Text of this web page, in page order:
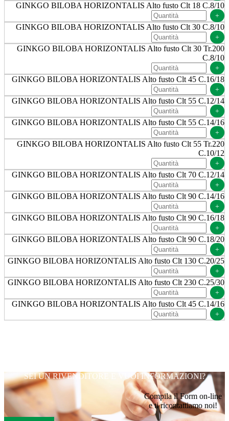
GINKGO BILOBA HORIZONTALIS Alto fusto Clt 18 C.8/10
+
GINKGO BILOBA HORIZONTALIS Alto fusto Clt 30 C.8/10
+
GINKGO BILOBA HORIZONTALIS Alto fusto Clt 30 Tr.200
C.8/10
+
GINKGO BILOBA HORIZONTALIS Alto fusto Clt 45 C.16/18
+
GINKGO BILOBA HORIZONTALIS Alto fusto Clt 55 C.12/14
+
GINKGO BILOBA HORIZONTALIS Alto fusto Clt 55 C.14/16
+
GINKGO BILOBA HORIZONTALIS Alto fusto Clt 55 Tr.220
C.10/12
+
GINKGO BILOBA HORIZONTALIS Alto fusto Clt 70 C.12/14
+
GINKGO BILOBA HORIZONTALIS Alto fusto Clt 90 C.14/16
+
GINKGO BILOBA HORIZONTALIS Alto fusto Clt 90 C.16/18
+
GINKGO BILOBA HORIZONTALIS Alto fusto Clt 90 C.18/20
+
GINKGO BILOBA HORIZONTALIS Alto fusto Clt 130 C.20/25
+
GINKGO BILOBA HORIZONTALIS Alto fusto Clt 230 C.25/30
+
GINKGO BILOBA HORIZONTALIS Alto fusto Clt 45 C.14/16
+
SEI UN RIVENDITORE E VUOI INFORMAZIONI?
Compila il Form on-line
e ti ricontattiamo noi!